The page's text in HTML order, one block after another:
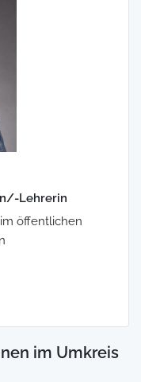
Lehrerin
öffentlichen
im Umkreis